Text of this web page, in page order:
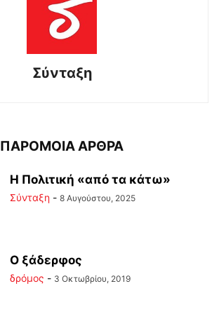
Σύνταξη
ΠΑΡΟΜΟΙΑ ΑΡΘΡΑ
Η Πολιτική «από τα κάτω»
Σύνταξη - 8 Αυγούστου, 2025
Ο ξάδερφος
δρόμος - 3 Οκτωβρίου, 2019